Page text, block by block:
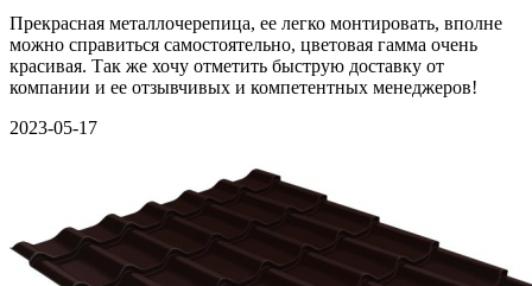
Прекрасная металлочерепица, ее легко монтировать, вполне
можно справиться самостоятельно, цветовая гамма очень
красивая. Так же хочу отметить быструю доставку от
компании и ее отзывчивых и компетентных менеджеров!
2023-05-17